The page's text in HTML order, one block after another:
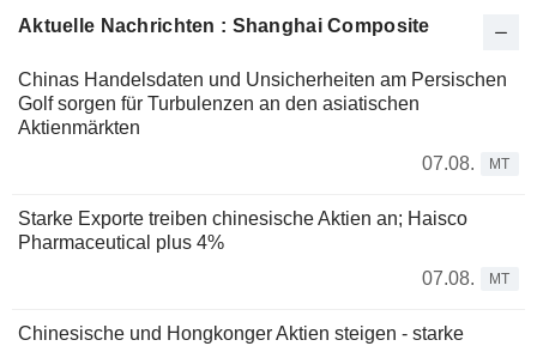
Aktuelle Nachrichten : Shanghai Composite
Chinas Handelsdaten und Unsicherheiten am Persischen
Golf sorgen für Turbulenzen an den asiatischen
Aktienmärkten
07.08.
MT
Starke Exporte treiben chinesische Aktien an; Haisco
Pharmaceutical plus 4%
07.08.
MT
Chinesische und Hongkonger Aktien steigen - starke